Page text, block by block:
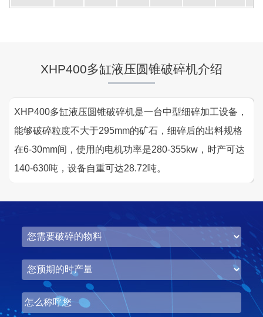
XHP400多缸液压圆锥破碎机介绍
XHP400多缸液压圆锥破碎机是一台中型细碎加工设备，
能够破碎粒度不大于295mm的矿石，细碎后的出料规格
在6-30mm间，使用的电机功率是280-355kw，时产可达
140-630吨，设备自重可达28.72吨。